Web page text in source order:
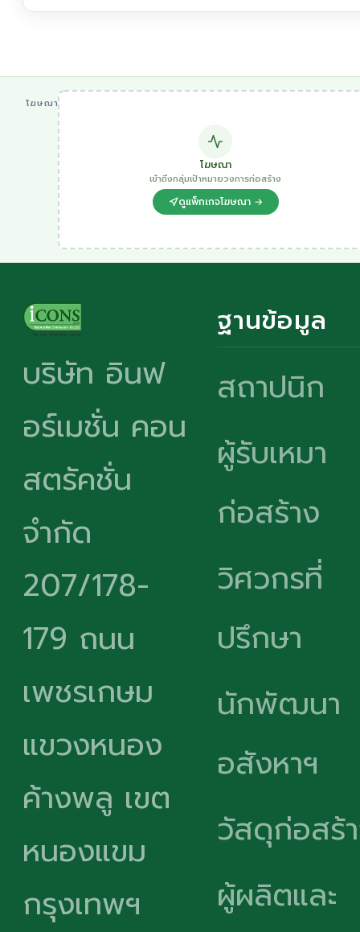
โฆษณา
โฆษณา
เข้าถึงกลุ่มเป้าหมายวงการก่อสร้าง
ดูแพ็กเกจโฆษณา →
บริษัท อินฟ
อร์เมชั่น คอน
สตรัคชั่น
จำกัด
207/178-
179 ถนน
เพชรเกษม
แขวงหนอง
ค้างพลู เขต
หนองแขม
กรุงเทพฯ
ฐานข้อมูล
สถาปนิก
ผู้รับเหมา
ก่อสร้าง
วิศวกรที่
ปรึกษา
นักพัฒนา
อสังหาฯ
วัสดุก่อสร้
ผู้ผลิตและ